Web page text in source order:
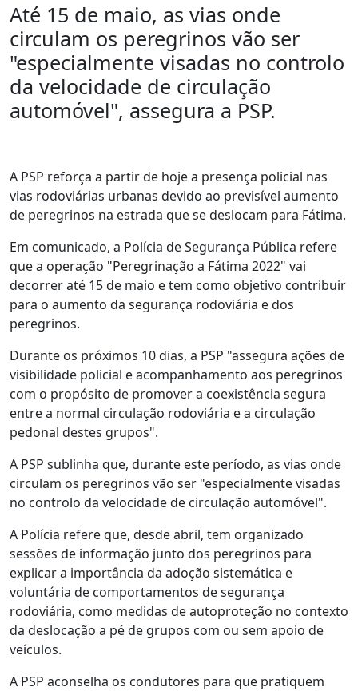
Até 15 de maio, as vias onde
circulam os peregrinos vão ser
"especialmente visadas no controlo
da velocidade de circulação
automóvel", assegura a PSP.
A PSP reforça a partir de hoje a presença policial nas
vias rodoviárias urbanas devido ao previsível aumento
de peregrinos na estrada que se deslocam para Fátima.
Em comunicado, a Polícia de Segurança Pública refere
que a operação "Peregrinação a Fátima 2022" vai
decorrer até 15 de maio e tem como objetivo contribuir
para o aumento da segurança rodoviária e dos
peregrinos.
Durante os próximos 10 dias, a PSP "assegura ações de
visibilidade policial e acompanhamento aos peregrinos
com o propósito de promover a coexistência segura
entre a normal circulação rodoviária e a circulação
pedonal destes grupos".
A PSP sublinha que, durante este período, as vias onde
circulam os peregrinos vão ser "especialmente visadas
no controlo da velocidade de circulação automóvel".
A Polícia refere que, desde abril, tem organizado
sessões de informação junto dos peregrinos para
explicar a importância da adoção sistemática e
voluntária de comportamentos de segurança
rodoviária, como medidas de autoproteção no contexto
da deslocação a pé de grupos com ou sem apoio de
veículos.
A PSP aconselha os condutores para que pratiquem